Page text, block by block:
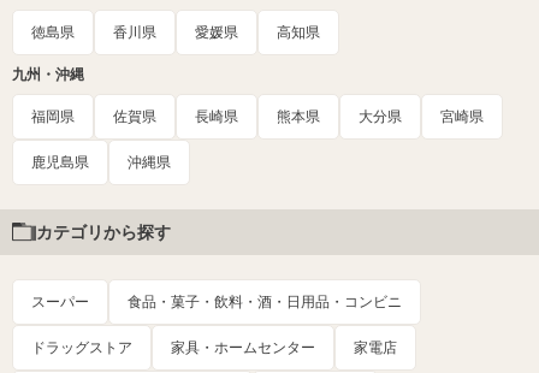
徳島県 香川県 愛媛県 高知県
九州・沖縄
福岡県 佐賀県 長崎県 熊本県 大分県 宮崎県
鹿児島県 沖縄県
カテゴリから探す
スーパー 食品・菓子・飲料・酒・日用品・コンビニ
ドラッグストア 家具・ホームセンター 家電店